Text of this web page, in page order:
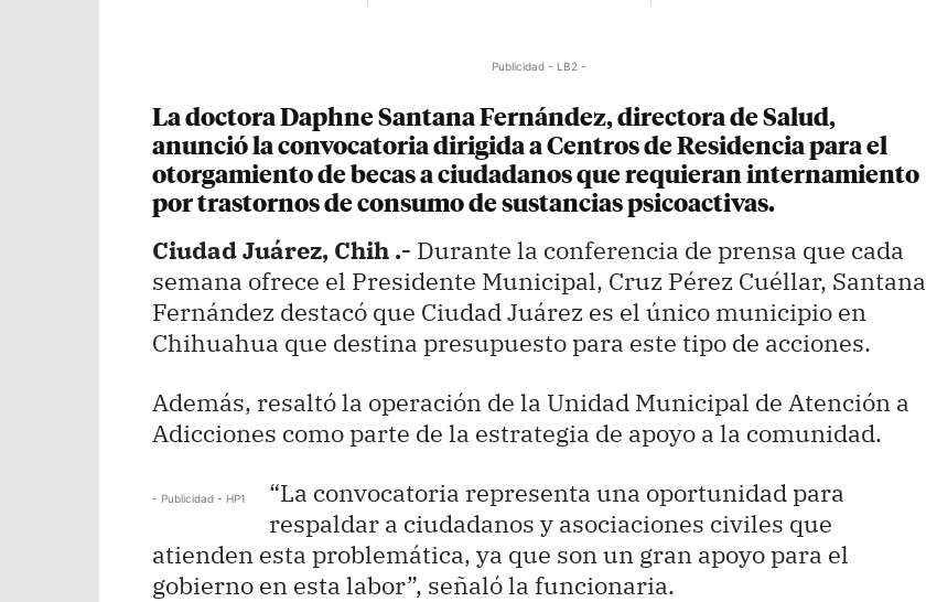
Publicidad - LB2 -
La doctora Daphne Santana Fernández, directora de Salud,
anunció la convocatoria dirigida a Centros de Residencia para el
otorgamiento de becas a ciudadanos que requieran internamiento
por trastornos de consumo de sustancias psicoactivas.
Ciudad Juárez, Chih .- Durante la conferencia de prensa que cada
semana ofrece el Presidente Municipal, Cruz Pérez Cuéllar, Santana
Fernández destacó que Ciudad Juárez es el único municipio en
Chihuahua que destina presupuesto para este tipo de acciones.
Además, resaltó la operación de la Unidad Municipal de Atención a
Adicciones como parte de la estrategia de apoyo a la comunidad.
- Publicidad - HP1
“La convocatoria representa una oportunidad para
respaldar a ciudadanos y asociaciones civiles que
atienden esta problemática, ya que son un gran apoyo para el
gobierno en esta labor”, señaló la funcionaria.